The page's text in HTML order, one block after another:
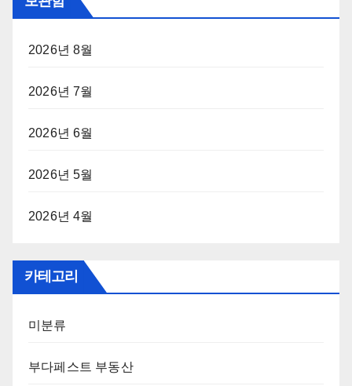
2026년 8월
2026년 7월
2026년 6월
2026년 5월
2026년 4월
카테고리
미분류
부다페스트 부동산